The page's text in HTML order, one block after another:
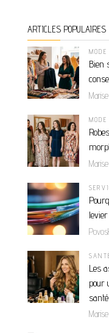
ARTICLES POPULAIRES
MODE
Bien
Marise
MODE
Marise
Les
pour
santé
Marise